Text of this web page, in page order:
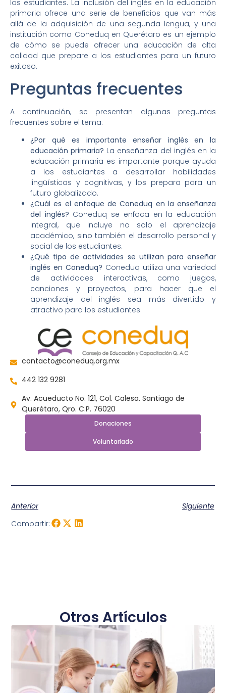
los estudiantes. La inclusión del inglés en la educación
primaria ofrece una serie de beneficios que van más
allá de la adquisición de una segunda lengua, y una
institución como Coneduq en Querétaro es un ejemplo
de cómo se puede ofrecer una educación de alta
calidad que prepare a los estudiantes para un futuro
exitoso.
Preguntas frecuentes
A continuación, se presentan algunas preguntas
frecuentes sobre el tema:
¿Por qué es importante enseñar inglés en la
educación primaria? La enseñanza del inglés en la
educación primaria es importante porque ayuda
a los estudiantes a desarrollar habilidades
lingüísticas y cognitivas, y los prepara para un
futuro globalizado.
¿Cuál es el enfoque de Coneduq en la enseñanza
del inglés? Coneduq se enfoca en la educación
integral, que incluye no solo el aprendizaje
académico, sino también el desarrollo personal y
social de los estudiantes.
¿Qué tipo de actividades se utilizan para enseñar
inglés en Coneduq? Coneduq utiliza una variedad
de actividades interactivas, como juegos,
canciones y proyectos, para hacer que el
aprendizaje del inglés sea más divertido y
atractivo para los estudiantes.
contacto@coneduq.org.mx
442 132 9281
Av. Acueducto No. 121, Col. Calesa. Santiago de
Querétaro, Qro. C.P. 76020
Donaciones
Voluntariado
Anterior
Siguiente
Compartir:
Otros Artículos